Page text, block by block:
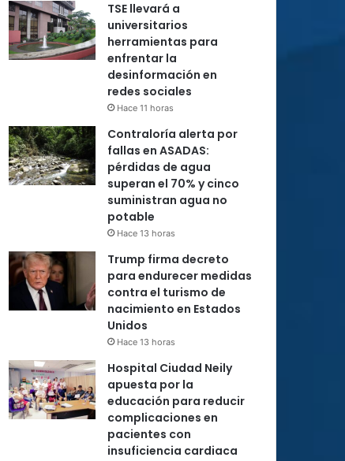
TSE llevará a
universitarios
herramientas para
enfrentar la
desinformación en
redes sociales
Hace 11 horas
Contraloría alerta por
fallas en ASADAS:
pérdidas de agua
superan el 70% y cinco
suministran agua no
potable
Hace 13 horas
Trump firma decreto
para endurecer medidas
contra el turismo de
nacimiento en Estados
Unidos
Hace 13 horas
Hospital Ciudad Neily
apuesta por la
educación para reducir
complicaciones en
pacientes con
insuficiencia cardiaca